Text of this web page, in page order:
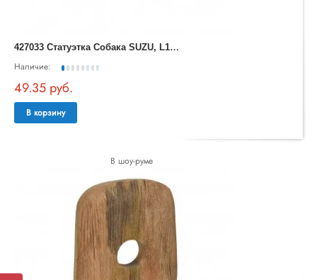
4
27033 Статуэтка Собака SUZU, L180, B25, H80, алюминий, черный
Наличие:
49.35 руб.
В корзину
В шоу-руме